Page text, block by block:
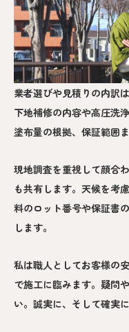
業者選びや見積りの内訳
下地補修の内容や高圧洗
塗布量の根拠、保証範囲
現地調査を重視して顔合
も共有します。天候を考
料のロット番号や保証書
します。
私は職人としてお客様の
で施工に臨みます。疑問
い。誠実に、そして確実